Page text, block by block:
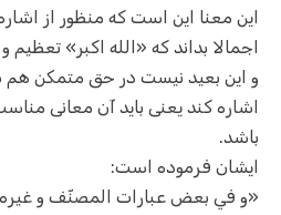
این معنا این است که منظور از
اجمالا بداند که «الله اکبر»
و این بعید نیست در حق متمکن
اشاره کند یعنی باید آن معانی
باشد.
ایشان فرموده است:
«و في بعض عبارات المصنّف و